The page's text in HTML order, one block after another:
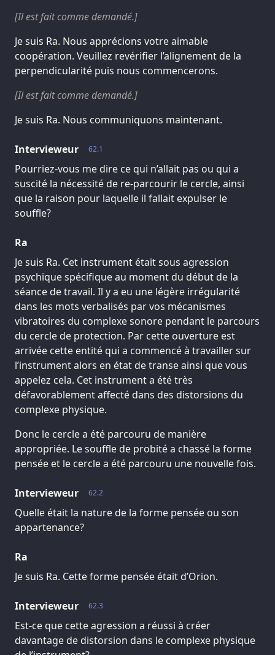
[Il est fait comme demandé.]
Je suis Ra. Nous apprécions votre aimable
coopération. Veuillez revérifier l’alignement de la
perpendicularité puis nous commencerons.
[Il est fait comme demandé.]
Je suis Ra. Nous communiquons maintenant.
62.1
Intervieweur
Pourriez-vous me dire ce qui n’allait pas ou qui a
suscité la nécessité de re-parcourir le cercle, ainsi
que la raison pour laquelle il fallait expulser le
souffle?
Ra
Je suis Ra. Cet instrument était sous agression
psychique spécifique au moment du début de la
séance de travail. Il y a eu une légère irrégularité
dans les mots verbalisés par vos mécanismes
vibratoires du complexe sonore pendant le parcours
du cercle de protection. Par cette ouverture est
arrivée cette entité qui a commencé à travailler sur
l’instrument alors en état de transe ainsi que vous
appelez cela. Cet instrument a été très
défavorablement affecté dans des distorsions du
complexe physique.
Donc le cercle a été parcouru de manière
appropriée. Le souffle de probité a chassé la forme
pensée et le cercle a été parcouru une nouvelle fois.
62.2
Intervieweur
Quelle était la nature de la forme pensée ou son
appartenance?
Ra
Je suis Ra. Cette forme pensée était d’Orion.
62.3
Intervieweur
Est-ce que cette agression a réussi à créer
davantage de distorsion dans le complexe physique